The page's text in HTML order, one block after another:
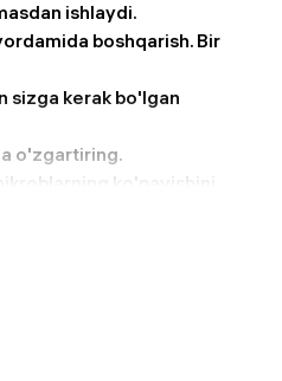
ishlaydi.
boshqarish. Bir
sizga kerak bo'lgan
o'zgartiring.
ko'payishini